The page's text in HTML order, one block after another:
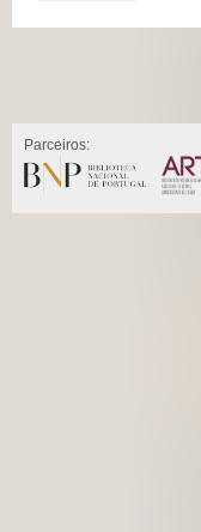
Parceiros: